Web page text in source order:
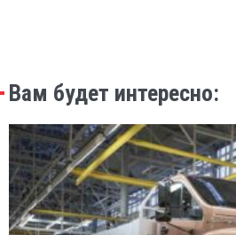
Вам будет интересно: